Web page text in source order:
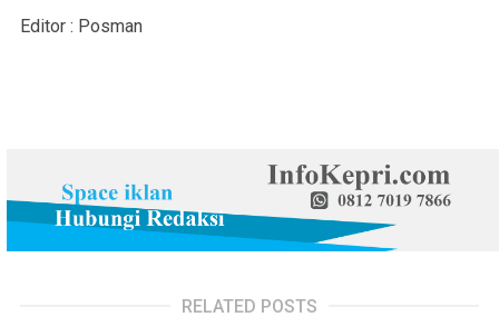
Editor : Posman
RELATED POSTS